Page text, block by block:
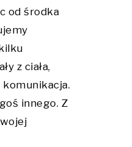
od środka
z ciała,
komunikacja.
innego. Z